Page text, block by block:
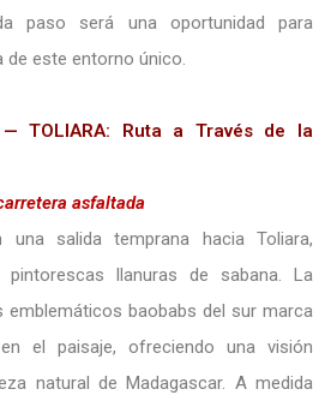
paso será una oportunidad para
de este entorno único.
TOLIARA: Ruta a Través de la
asfaltada
salida temprana hacia Toliara,
pintorescas llanuras de sabana. La
emblemáticos baobabs del sur marca
el paisaje, ofreciendo una visión
natural de Madagascar. A medida